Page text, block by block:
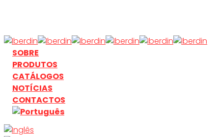
main
content
search
Menu
SOBRE
PRODUTOS
CATÁLOGOS
NOTÍCIAS
CONTACTOS